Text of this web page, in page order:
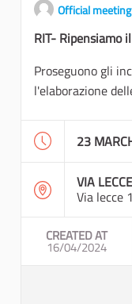
Official meeting
RIT- Ripensiamo
Proseguono gli
l'elaborazione
23
VIA
Via lecce
CREATED AT
16/04/2024